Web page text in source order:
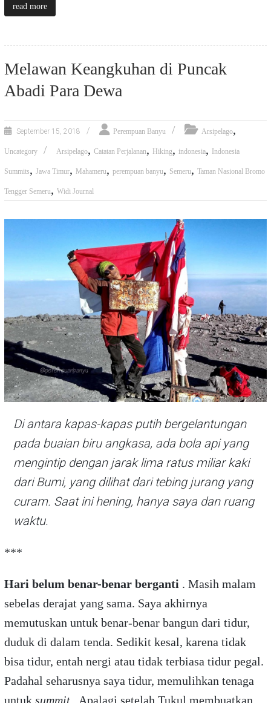
read more
Melawan Keangkuhan di Puncak
Abadi Para Dewa
September 15, 2018 Perempuan Banyu Arsipelago,
Uncategory Arsipelago, Catatan Perjalanan, Hiking, indonesia, Indonesia
Summits, Jawa Timur, Mahameru, perempuan banyu, Semeru, Taman Nasional Bromo
Tengger Semeru, Widi Journal
Di antara kapas-kapas putih bergelantungan
pada buaian biru angkasa, ada bola api yang
mengintip dengan jarak lima ratus miliar kaki
dari Bumi, yang dilihat dari tebing jurang yang
curam. Saat ini hening, hanya saya dan ruang
waktu.
***
Hari belum benar-benar berganti . Masih malam
sebelas derajat yang sama. Saya akhirnya
memutuskan untuk benar-benar bangun dari tidur,
duduk di dalam tenda. Sedikit kesal, karena tidak
bisa tidur, entah nergi atau tidak terbiasa tidur pegal.
Padahal seharusnya saya tidur, memulihkan tenaga
untuk summit. Apalagi setelah Tukul membuatkan